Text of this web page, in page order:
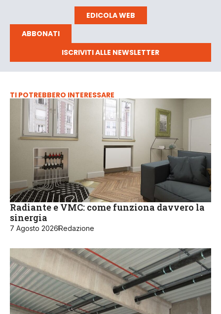
EDICOLA WEB
ABBONATI
ISCRIVITI ALLE NEWSLETTER
TI POTREBBERO INTERESSARE
Radiante e VMC: come funziona davvero la
sinergia
7 Agosto 2026Redazione